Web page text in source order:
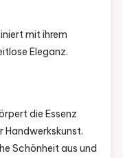
mit ihrem
Eleganz.
die Essenz
Handwerkskunst.
Schönheit aus und